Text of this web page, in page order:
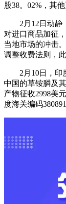
股38。02%，其
2月12日动静，
对进口商品加征
当地市场的冲击
调整收费法则，
2月10日，印度
中国的草铵膦及
产物征收2998美
度海关编码